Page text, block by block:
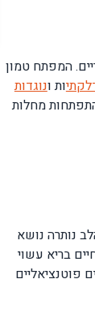
המפתח טמון
ות ונוגדות
מחלות
נותרה נושא
בריא עשוי
לקצור תגמולים פוטנציאליים